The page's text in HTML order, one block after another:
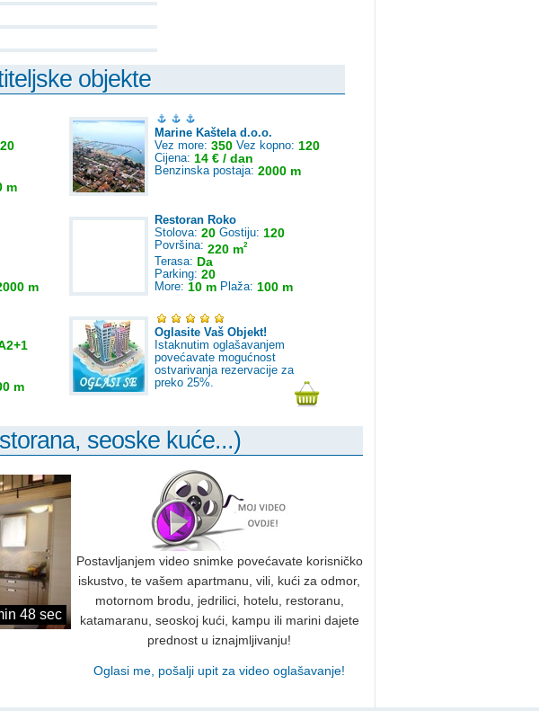
objekte
m
Marine Kaštela d.o.o.
Vez more: 350 Vez kopno: 120
Cijena: 14 € / dan
Benzinska postaja: 2000 m
m
Restoran Roko
Stolova: 20 Gostiju: 120
Površina: 220 m2
Terasa: Da
Parking: 20
More: 10 m Plaža: 100 m
m
Oglasite Vaš Objekt!
Istaknutim oglašavanjem
povećavate mogućnost
ostvarivanja rezervacije za
preko 25%.
seoske kuće...)
48 sec
Postavljanjem video snimke povećavate korisničko
iskustvo, te vašem apartmanu, vili, kući za odmor,
motornom brodu, jedrilici, hotelu, restoranu,
katamaranu, seoskoj kući, kampu ili marini dajete
prednost u iznajmljivanju!
Oglasi me, pošalji upit za video oglašavanje!